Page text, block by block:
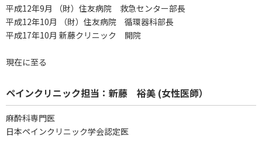
平成12年9月 （財）住友病院 救急センター部長
平成12年10月 （財）住友病院 循環器科部長
平成17年10月 新藤クリニック 開院
現在に至る
ペインクリニック担当：新藤 裕美 (女性医師）
麻酔科専門医
日本ペインクリニック学会認定医